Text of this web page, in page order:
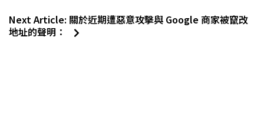
Next Article: 關於近期遭惡意攻擊與 Google 商家被竄改
地址的聲明：